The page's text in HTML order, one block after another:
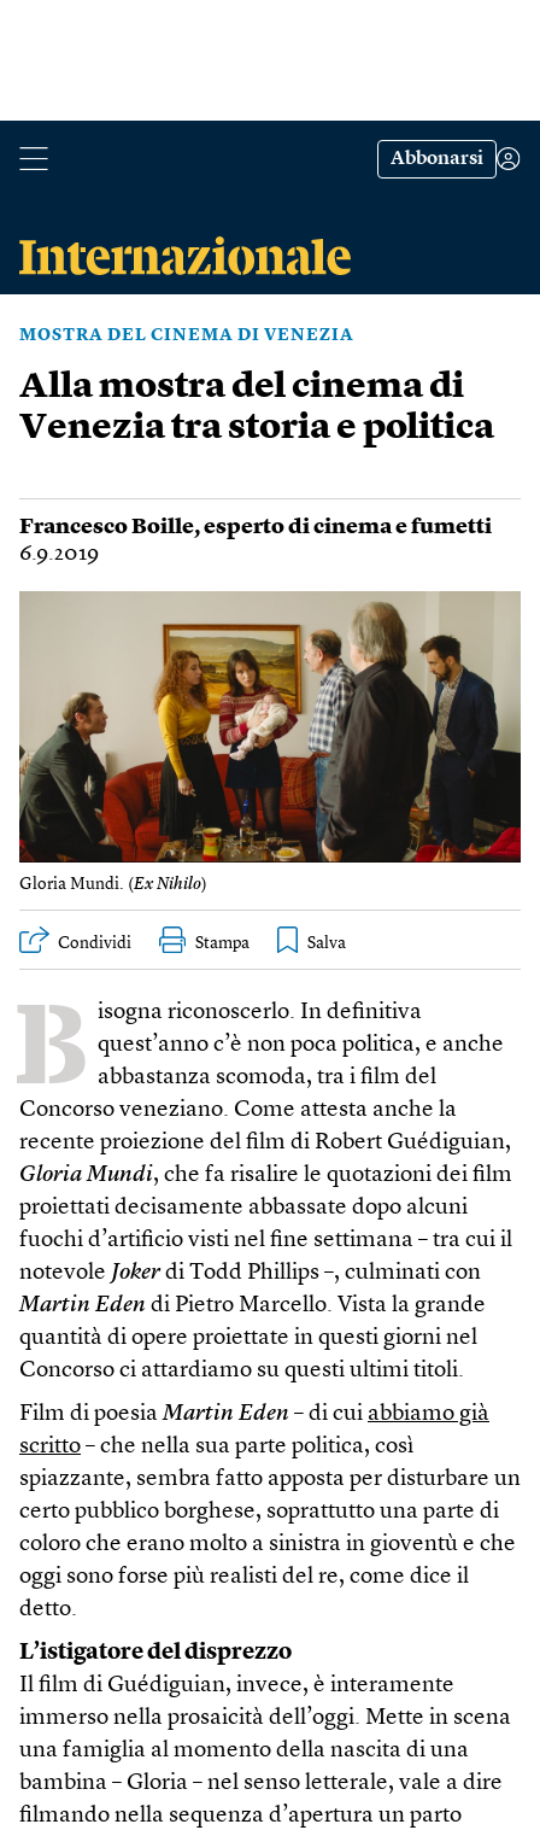
Abbonarsi
MOSTRA DEL CINEMA DI VENEZIA
Alla mostra del cinema di
Venezia tra storia e politica
Francesco Boille, esperto di cinema e fumetti
6.9.2019
Gloria Mundi. (Ex Nihilo)
Condividi Stampa
B isogna riconoscerlo. In definitiva
quest’anno c’è non poca politica, e anche
abbastanza scomoda, tra i film del
Concorso veneziano. Come attesta anche la
recente proiezione del film di Robert Guédiguian,
Gloria Mundi, che fa risalire le quotazioni dei film
proiettati decisamente abbassate dopo alcuni
fuochi d’artificio visti nel fine settimana – tra cui il
notevole Jokerdi Todd Phillips –, culminati con
Martin Eden di Pietro Marcello. Vista la grande
quantità di opere proiettate in questi giorni nel
Concorso ci attardiamo su questi ultimi titoli.
Film di poesiaMartin Eden – di cui abbiamo già
scritto – che nella sua parte politica, così
spiazzante, sembra fatto apposta per disturbare un
certo pubblico borghese, soprattutto una parte di
coloro che erano molto a sinistra in gioventù e che
oggi sono forse più realisti del re, come dice il
detto.
L’istigatore del disprezzo
Il film di Guédiguian, invece, è interamente
immerso nella prosaicità dell’oggi. Mette in scena
una famiglia al momento della nascita di una
bambina – Gloria – nel senso letterale, vale a dire
filmando nella sequenza d’apertura un parto